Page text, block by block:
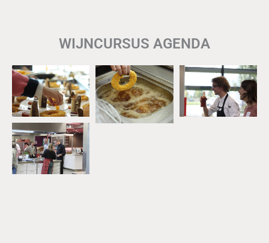
WIJNCURSUS AGENDA